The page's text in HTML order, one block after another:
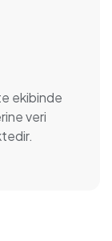
ekibinde
veri